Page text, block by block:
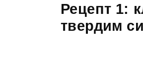
Рецепт 1:
твердим